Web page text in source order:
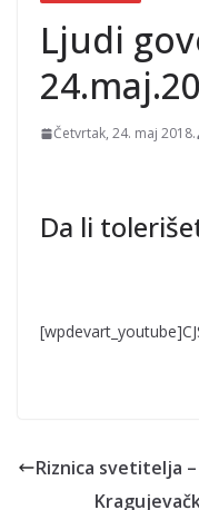
Ljudi
Četvrtak, 24. maj 2018.
Da li
Riznica svetitelja